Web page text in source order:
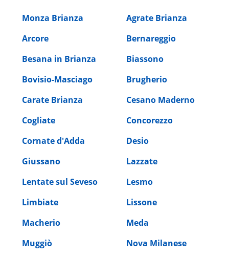
Monza Brianza
Agrate Brianza
Arcore
Bernareggio
Besana in Brianza
Biassono
Bovisio-Masciago
Brugherio
Carate Brianza
Cesano Maderno
Cogliate
Concorezzo
Cornate d'Adda
Desio
Giussano
Lazzate
Lentate sul Seveso
Lesmo
Limbiate
Lissone
Macherio
Meda
Muggiò
Nova Milanese